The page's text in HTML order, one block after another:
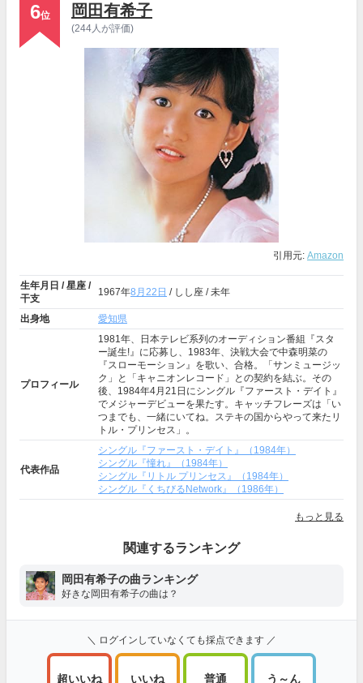
6位 岡田有希子
(244人が評価)
引用元: Amazon
生年月日 / 星座 /
干支
1967年8月22日 / しし座 / 未年
出身地 愛知県
プロフィール
1981年、日本テレビ系列のオーディション番組『スタ
ー誕生!』に応募し、1983年、決戦大会で中森明菜の
『スローモーション』を歌い、合格。「サンミュージッ
ク」と「キャニオンレコード」との契約を結ぶ。その
後、1984年4月21日にシングル『ファースト・デイト』
でメジャーデビューを果たす。キャッチフレーズは「い
つまでも、一緒にいてね。ステキの国からやって来たリ
トル・プリンセス」。
代表作品
シングル『ファースト・デイト』（1984年）
シングル『憧れ』（1984年）
シングル『リトル プリンセス』（1984年）
シングル『くちびるNetwork』（1986年）
もっと見る
関連するランキング
岡田有希子の曲ランキング
好きな岡田有希子の曲は？
＼ ログインしていなくても採点できます ／
超いいね いいね 普通 う～ん